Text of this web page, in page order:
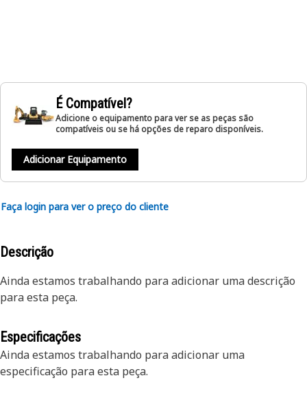
É Compatível?
Adicione o equipamento para ver se as peças são
compatíveis ou se há opções de reparo disponíveis.
Adicionar Equipamento
Faça login para ver o preço do cliente
Descrição
Ainda estamos trabalhando para adicionar uma descrição
para esta peça.
Especificações
Ainda estamos trabalhando para adicionar uma
especificação para esta peça.